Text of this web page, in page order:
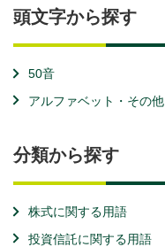
頭文字から探す
50音
アルファベット・その他
分類から探す
株式に関する用語
投資信託に関する用語